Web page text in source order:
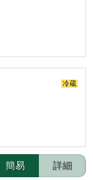
冷蔵
簡易 詳細